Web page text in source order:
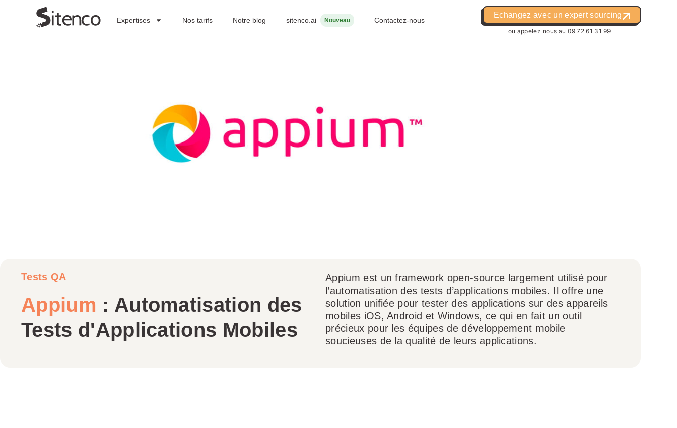
Expertises Nos tarifs Notre blog sitenco.ai Contactez-nous
Echangez avec un expert sourcing
ou appelez nous au 09 72 61 31 99
Tests QA
Appium : Automatisation des
Tests d'Applications Mobiles
Appium est un framework open-source largement utilisé pour
l’automatisation des tests d’applications mobiles. Il offre une
solution unifiée pour tester des applications sur des appareils
mobiles iOS, Android et Windows, ce qui en fait un outil
précieux pour les équipes de développement mobile
soucieuses de la qualité de leurs applications.